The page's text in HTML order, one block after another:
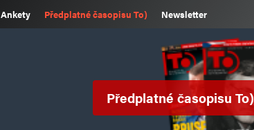
Ankety Předplatné časopisu To) Newsletter
Předplatné časopisu To)